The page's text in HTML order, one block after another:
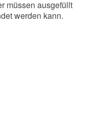
müssen ausgefüllt
werden kann.